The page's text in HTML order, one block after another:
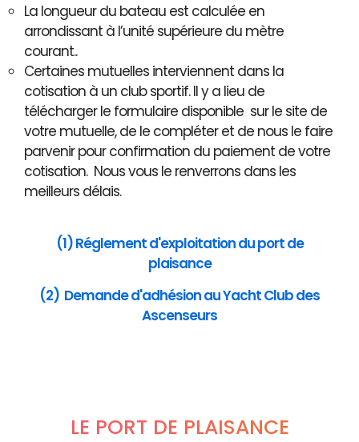
La longueur du bateau est calculée en
arrondissant à l’unité supérieure du mètre
courant..
Certaines mutuelles interviennent dans la
cotisation à un club sportif. Il y a lieu de
télécharger le formulaire disponible sur le site de
votre mutuelle, de le compléter et de nous le faire
parvenir pour confirmation du paiement de votre
cotisation. Nous vous le renverrons dans les
meilleurs délais.
(1) Réglement d'exploitation du port de
plaisance
(2) Demande d'adhésion au Yacht Club des
Ascenseurs
LE PORT DE PLAISANCE